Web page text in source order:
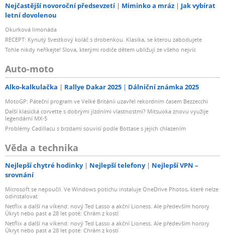
Nejčastější novoroční předsevzetí Miminko a mráz
Jak vybírat
letní dovolenou
Okurková limonáda
RECEPT: Kynutý švestkový koláč s drobenkou. Klasika, se kterou zabodujete
Tohle nikdy neříkejte! Slova, kterými rodiče dětem ubližují ze všeho nejvíc
Auto-moto
Alko-kalkulačka Rallye Dakar 2025 Dálniční známka 2025
MotoGP: Páteční program ve Velké Británii uzavřel rekordním časem Bezzecchi
Další klasická corvette s dobrými jízdními vlastnostmi? Mitsuoka znovu využije
legendární MX-5
Problémy Cadillacu s brzdami souvisí podle Bottase s jejich chlazením
Věda a technika
Nejlepší chytré hodinky Nejlepší telefony
Nejlepší VPN –
srovnání
Microsoft se nepoučil. Ve Windows potichu instaluje OneDrive Photos, které nelze
odinstalovat
Netflix a další na víkend: nový Ted Lasso a akční Lioness. Ale především horory
Úkryt nebo past a 28 let poté: Chrám z kostí
Netflix a další na víkend: nový Ted Lasso a akční Lioness. Ale především horory
Úkryt nebo past a 28 let poté: Chrám z kostí